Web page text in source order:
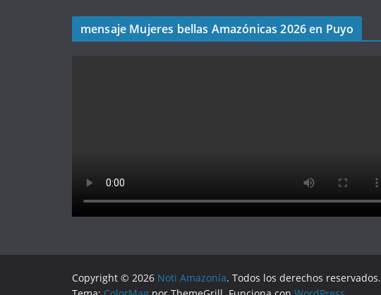
mensaje Mujeres bellas Amazónicas 2026 en Puyo
Copyright © 2026 Noti Amazonía. Todos los derechos reservados.